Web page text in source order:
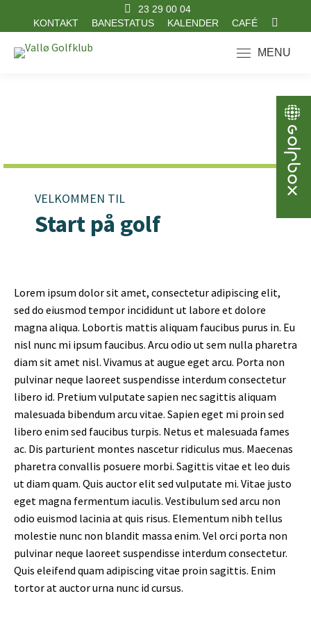
23 29 00 04
KONTAKT
BANESTATUS KALENDER CAFÉ
MENU
VELKOMMEN TIL
Start på golf
Lorem ipsum dolor sit amet, consectetur adipiscing elit,
sed do eiusmod tempor incididunt ut labore et dolore
magna aliqua. Lobortis mattis aliquam faucibus purus in. Eu
nisl nunc mi ipsum faucibus. Arcu odio ut sem nulla pharetra
diam sit amet nisl. Vivamus at augue eget arcu. Porta non
pulvinar neque laoreet suspendisse interdum consectetur
libero id. Pretium vulputate sapien nec sagittis aliquam
malesuada bibendum arcu vitae. Sapien eget mi proin sed
libero enim sed faucibus turpis. Netus et malesuada fames
ac. Dis parturient montes nascetur ridiculus mus. Maecenas
pharetra convallis posuere morbi. Sagittis vitae et leo duis
ut diam quam. Quis auctor elit sed vulputate mi. Vitae justo
eget magna fermentum iaculis. Vestibulum sed arcu non
odio euismod lacinia at quis risus. Elementum nibh tellus
molestie nunc non blandit massa enim. Vel orci porta non
pulvinar neque laoreet suspendisse interdum consectetur.
Quis eleifend quam adipiscing vitae proin sagittis. Enim
tortor at auctor urna nunc id cursus.